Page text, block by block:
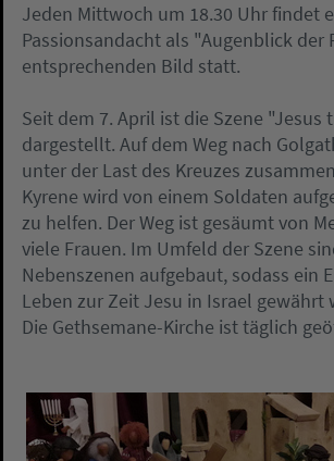
Jeden Mittwoch um 18.30 Uhr findet
Passionsandacht als "Augenblick der
entsprechenden Bild statt.
Seit dem 7. April ist die Szene "Jesus
dargestellt. Auf dem Weg nach
unter der Last des Kreuzes
Kyrene wird von einem Soldaten
zu helfen. Der Weg ist gesäumt von
viele Frauen. Im Umfeld der Szene
Nebenszenen aufgebaut, sodass ein
Leben zur Zeit Jesu in Israel gewährt
Die Gethsemane-Kirche ist täglich